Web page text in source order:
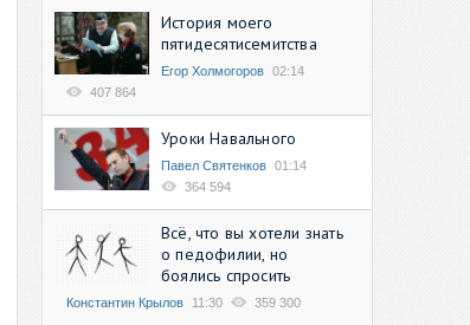
История моего
пятидесятисемитства
Егор Холмогоров 02:14
407 864
Уроки Навального
Павел Святенков 01:14
364 594
Всё, что вы хотели знать
о педофилии, но
боялись спросить
Константин Крылов 11:30 359 300